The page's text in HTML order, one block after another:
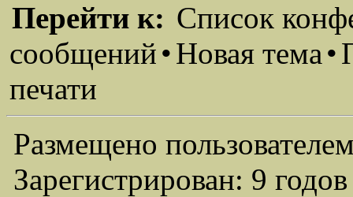
Перейти к: Список
сообщений•Новая тема•
печати
Размещено
Зарегистрирован: 9